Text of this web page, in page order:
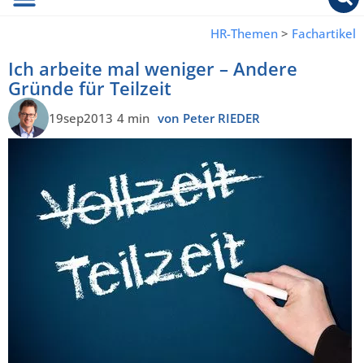
HR-Themen > Fachartikel
Ich arbeite mal weniger – Andere
Gründe für Teilzeit
19sep2013 4 min von Peter RIEDER